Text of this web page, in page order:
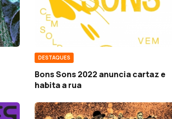
DESTAQUES
Bons Sons 2022 anuncia cartaz e
habita a rua